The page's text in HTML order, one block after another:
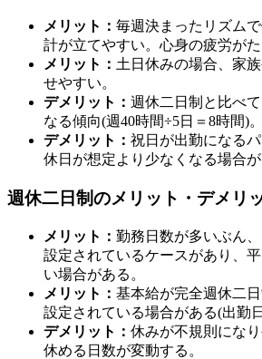
メリット： 毎週決まったリズム
計が立てやすい。心身の疲労がた
メリット： 土日休みの場合、家
せやすい。
デメリット： 週休二日制と比べ
なる傾向(週40時間÷5日＝8時間)。
デメリット： 祝日が出勤になる
休日が想定より少なくなる場合が
週休二日制のメリット・デメリ
メリット： 勤務日数が多いぶん
設定されているケースがあり、
い場合がある。
メリット： 基本給が完全週休二
設定されている場合がある(出勤
デメリット： 休みが不規則にな
休める日数が変動する。